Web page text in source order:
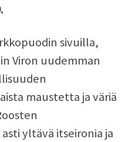
sivuilla,
Viron uudemman
maustetta ja väriä
yltävä itseironia ja